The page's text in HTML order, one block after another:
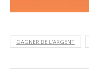
GAGNER DE L'ARGENT